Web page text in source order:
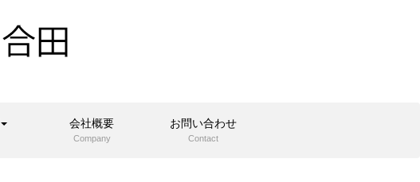
会社概要
Company
お問い合わせ
Contact